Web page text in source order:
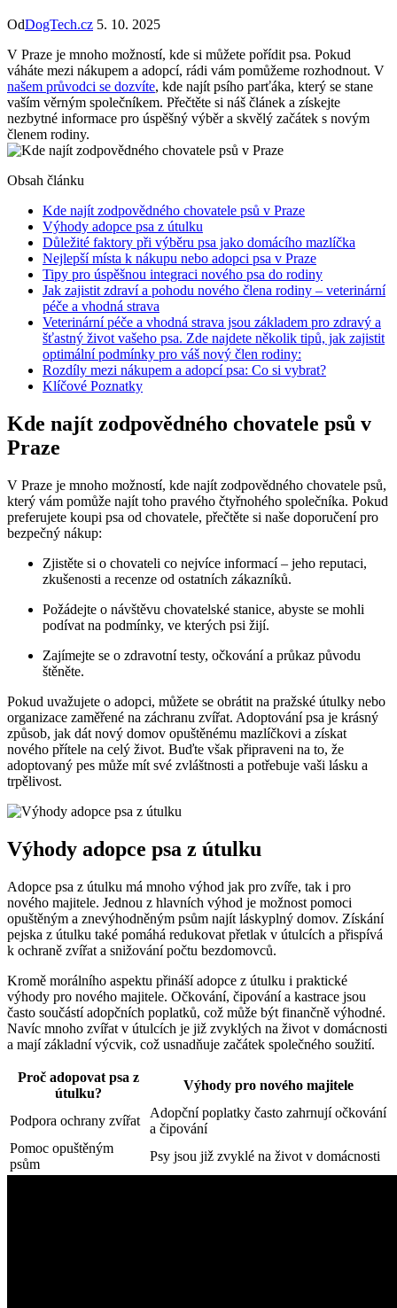
OdDogTech.cz 5. 10. 2025
V Praze je mnoho možností, kde si můžete pořídit psa. Pokud
váháte mezi nákupem a adopcí, rádi vám pomůžeme rozhodnout. V
našem průvodci se dozvíte, kde najít psího parťáka, který se stane
vaším věrným společníkem. Přečtěte si náš článek a získejte
nezbytné informace pro úspěšný výběr a skvělý začátek s novým
členem rodiny.
Obsah článku
Kde najít zodpovědného chovatele psů v Praze
Výhody adopce psa z útulku
Důležité faktory při výběru psa jako domácího mazlíčka
Nejlepší místa k nákupu nebo adopci psa v Praze
Tipy pro úspěšnou integraci nového psa do rodiny
Jak zajistit zdraví a pohodu nového člena rodiny – veterinární
péče a vhodná strava
Veterinární péče a vhodná strava jsou základem pro zdravý a
šťastný život vašeho psa. Zde najdete několik tipů, jak zajistit
optimální podmínky pro váš nový člen rodiny:
Rozdíly mezi nákupem a adopcí psa: Co si vybrat?
Klíčové Poznatky
Kde najít zodpovědného chovatele psů v
Praze
V Praze je mnoho možností, kde najít zodpovědného chovatele psů,
který vám pomůže najít toho pravého čtyřnohého společníka. Pokud
preferujete koupi psa od chovatele, přečtěte si naše doporučení pro
bezpečný nákup:
Zjistěte si o chovateli co nejvíce informací – jeho reputaci,
zkušenosti a recenze od ostatních zákazníků.
Požádejte o návštěvu chovatelské stanice, abyste se mohli
podívat na podmínky, ve kterých psi žijí.
Zajímejte se o zdravotní testy, očkování a průkaz původu
štěněte.
Pokud uvažujete o adopci, můžete se obrátit na pražské útulky nebo
organizace zaměřené na záchranu zvířat. Adoptování psa je krásný
způsob, jak dát nový domov opuštěnému mazlíčkovi a získat
nového přítele na celý život. Buďte však připraveni na to, že
adoptovaný pes může mít své zvláštnosti a potřebuje vaši lásku a
trpělivost.
Výhody adopce psa z útulku
Adopce psa z útulku má mnoho výhod jak pro zvíře, tak i pro
nového majitele. Jednou z hlavních výhod je možnost pomoci
opuštěným a znevýhodněným psům najít láskyplný domov. Získání
pejska z útulku také pomáhá redukovat přetlak v útulcích a přispívá
k ochraně zvířat a snižování počtu bezdomovců.
Kromě morálního aspektu přináší adopce z útulku i praktické
výhody pro nového majitele. Očkování, čipování a kastrace jsou
často součástí adopčních poplatků, což může být finančně výhodné.
Navíc mnoho zvířat v útulcích je již zvyklých na život v domácnosti
a mají základní výcvik, což usnadňuje začátek společného soužití.
Proč adopovat psa z
útulku?
Výhody pro nového majitele
Podpora ochrany zvířat
Adopční poplatky často zahrnují očkování
a čipování
Pomoc opuštěným
psům
Psy jsou již zvyklé na život v domácnosti